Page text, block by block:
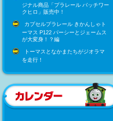
ジナル商品「プラレール パッチワー
クヒロ」販売中！
カプセルプラレール きかんしゃト
ーマス P122 パーシーとジェームス
が大変身！？編
トーマスとなかまたちがジオラマ
を走行！